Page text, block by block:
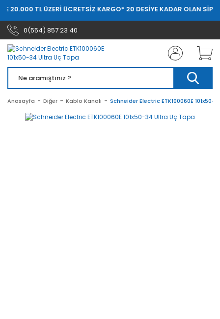
20.000 TL ÜZERİ ÜCRETSİZ KARGO* 20 DESİYE KADAR OLAN
0(554) 857 23 40
Anasayfa Diğer Kablo Kanalı Schneider Electric ETK100060E